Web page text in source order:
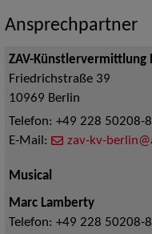
Ansprechpartner
ZAV-Künstlervermittlung
Friedrichstraße 39
10969 Berlin
Telefon: +49 228 50208-
E-Mail:
zav-kv-
Musical
Marc Lamberty
Telefon: +49 228 50208-